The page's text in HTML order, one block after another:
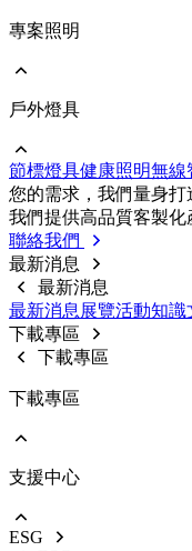
專案照明
前往 專案照明
戶外燈具
前往 戶外燈具
路燈
投光燈
工礦燈
節標燈具健康照明無線
您的需求，我們量⾝打
我們提供⾼品質客製化
聯絡我們
最新消息
最新消息
最新消息 展覽活動知識
下載專區
下載專區
下載專區
EOL產品停產通知
支援中心
ESG